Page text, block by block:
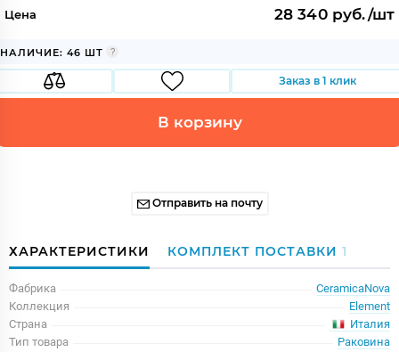
Цена 28 340 руб./шт
НАЛИЧИЕ: 46 ШТ
Заказ в 1 клик
В корзину
Отправить на почту
ХАРАКТЕРИСТИКИ КОМПЛЕКТ ПОСТАВКИ 1
Фабрика
CeramicaNova
Коллекция
Element
Страна
Италия
Тип товара
Раковина